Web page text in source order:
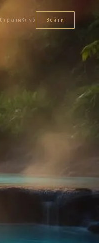
СтраныКлуб Войти